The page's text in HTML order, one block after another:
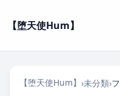
【堕天使Hum】
【堕天使Hum】 ›未分類›